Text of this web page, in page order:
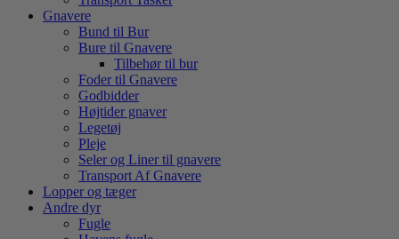
Gnavere
Bund til Bur
Bure til Gnavere
Tilbehør til bur
Foder til Gnavere
Godbidder
Højtider gnaver
Legetøj
Pleje
Seler og Liner til gnavere
Transport Af Gnavere
Lopper og tæger
Andre dyr
Fugle